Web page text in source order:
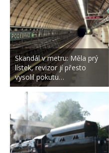
Skandál v metru: Měla prý
lístek, revizor jí přesto
vysolil pokutu…